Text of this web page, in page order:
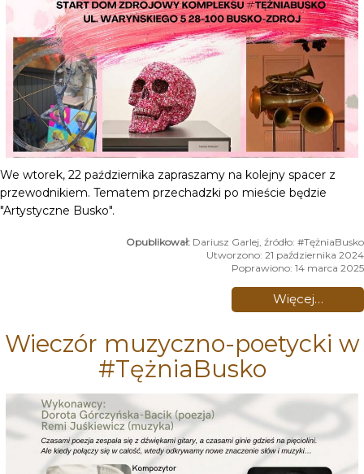
We wtorek, 22 października zapraszamy na kolejny spacer z
przewodnikiem. Tematem przechadzki po mieście będzie
"Artystyczne Busko".
Dariusz Garlej, źródło: #TężniaBusko
Utworzono: 21 października 2024
Poprawiono: 14 marca 2025
Więcej…
Wieczór muzyczno-poetycki w
#TężniaBusko